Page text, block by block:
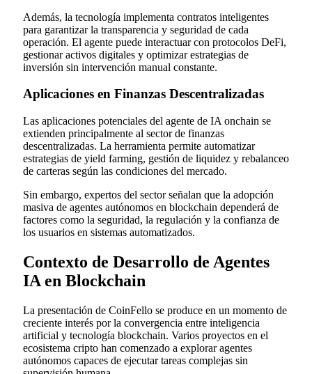
Además, la tecnología implementa contratos inteligentes
para garantizar la transparencia y seguridad de cada
operación. El agente puede interactuar con protocolos DeFi,
gestionar activos digitales y optimizar estrategias de
inversión sin intervención manual constante.
Aplicaciones en Finanzas Descentralizadas
Las aplicaciones potenciales del agente de IA onchain se
extienden principalmente al sector de finanzas
descentralizadas. La herramienta permite automatizar
estrategias de yield farming, gestión de liquidez y rebalanceo
de carteras según las condiciones del mercado.
Sin embargo, expertos del sector señalan que la adopción
masiva de agentes autónomos en blockchain dependerá de
factores como la seguridad, la regulación y la confianza de
los usuarios en sistemas automatizados.
Contexto de Desarrollo de Agentes
IA en Blockchain
La presentación de CoinFello se produce en un momento de
creciente interés por la convergencia entre inteligencia
artificial y tecnología blockchain. Varios proyectos en el
ecosistema cripto han comenzado a explorar agentes
autónomos capaces de ejecutar tareas complejas sin